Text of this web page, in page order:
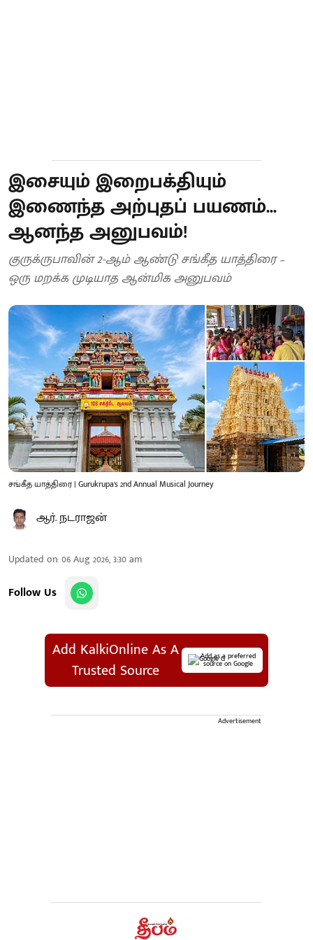
இசையும் இறைபக்தியும்
இணைந்த அற்புதப் பயணம்...
ஆனந்த அனுபவம்!
குருக்ருபாவின் 2-ஆம் ஆண்டு சங்கீத யாத்திரை –
ஒரு மறக்க முடியாத ஆன்மிக அனுபவம்
சங்கீத யாத்திரை | Gurukrupa's 2nd Annual Musical Journey
ஆர். நடராஜன்
Updated on:06 Aug 2026, 3:30 am
Follow Us
Add KalkiOnline As A
Trusted Source
Add as a preferred
source on Google
Advertisement